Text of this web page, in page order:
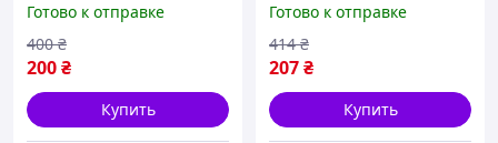
крышкой бирюзовое ТМ
МЭД
Готово к отправке
200₴
400 ₴
Купить
Готово к отправке
207₴
414 ₴
Купить